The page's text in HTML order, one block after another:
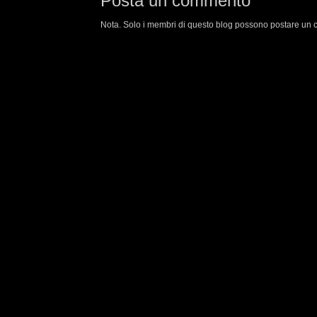
Nota. Solo i membri di questo blog possono postare un